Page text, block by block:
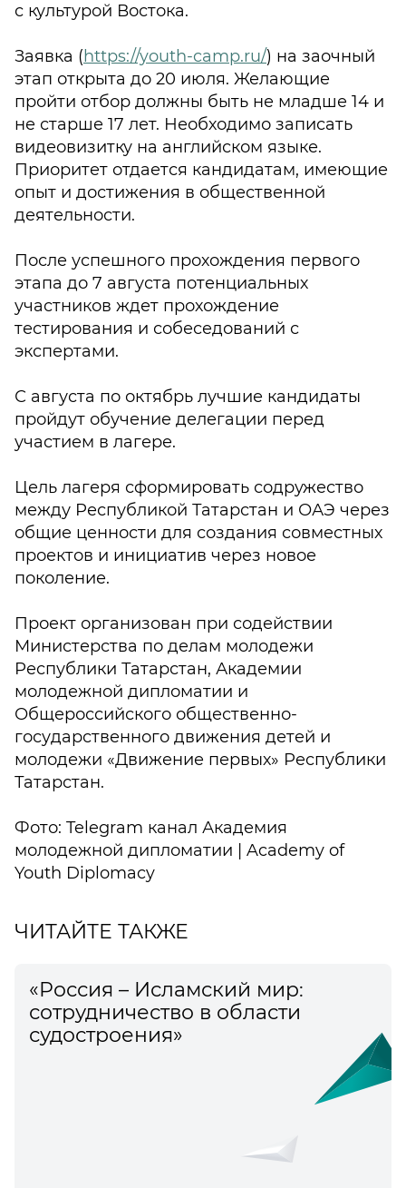
с культурой Востока.
Заявка (https://youth-camp.ru/) на заочный
этап открыта до 20 июля. Желающие
пройти отбор должны быть не младше 14 и
не старше 17 лет. Необходимо записать
видеовизитку на английском языке.
Приоритет отдается кандидатам, имеющие
опыт и достижения в общественной
деятельности.
После успешного прохождения первого
этапа до 7 августа потенциальных
участников ждет прохождение
тестирования и собеседований с
экспертами.
С августа по октябрь лучшие кандидаты
пройдут обучение делегации перед
участием в лагере.
Цель лагеря сформировать содружество
между Республикой Татарстан и ОАЭ через
общие ценности для создания совместных
проектов и инициатив через новое
поколение.
Проект организован при содействии
Министерства по делам молодежи
Республики Татарстан, Академии
молодежной дипломатии и
Общероссийского общественно-
государственного движения детей и
молодежи «Движение первых» Республики
Татарстан.
Фото: Telegram канал Академия
молодежной дипломатии | Academy of
Youth Diplomacy
ЧИТАЙТЕ ТАКЖЕ
«Россия – Исламский мир:
сотрудничество в области
судостроения»